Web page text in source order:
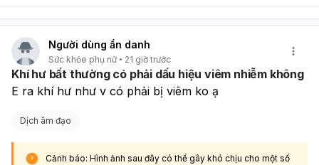
Người dùng ẩn danh
Sức khỏe phụ nữ 21 giờ trước
Khí hư bất thường có phải dấu hiệu viêm nhiễm không
E ra khí hư như v có phải bị viêm ko ạ
Dịch âm đạo
Cảnh báo: Hình ảnh sau đây có thể gây khó chịu cho một số